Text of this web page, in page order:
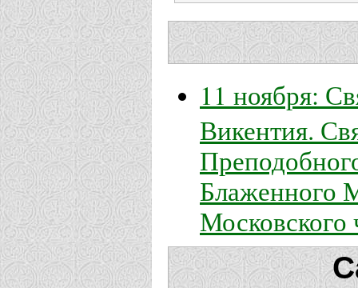
11 ноября:
Викентия.
Блаженного
Московского